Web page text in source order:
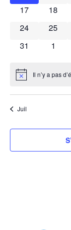
0 évènements
17 0
18
0 évènements
24 0
25
0 évènements
31 0
1
Notice Il n’y a pas
Juil